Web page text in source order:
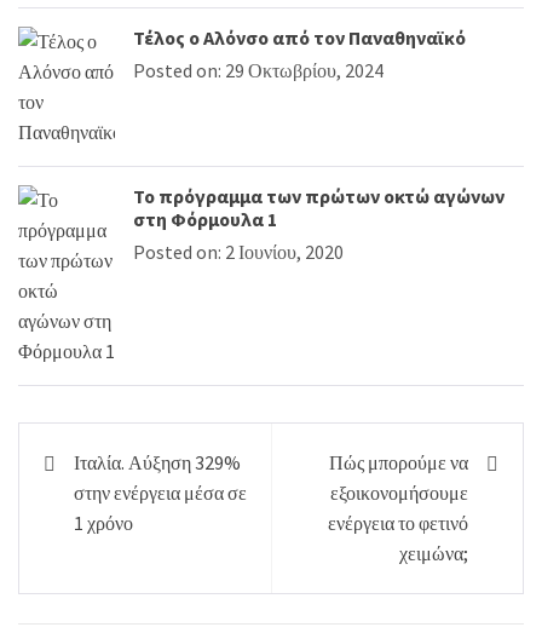
Τέλος ο Αλόνσο από τον Παναθηναϊκό
Posted on: 29 Οκτωβρίου, 2024
Το πρόγραμμα των πρώτων οκτώ αγώνων
στη Φόρμουλα 1
Posted on: 2 Ιουνίου, 2020
Πλοήγηση
άρθρων
Ιταλία. Αύξηση 329%
στην ενέργεια μέσα σε
1 χρόνο
Πώς μπορούμε να
εξοικονομήσουμε
ενέργεια το φετινό
χειμώνα;